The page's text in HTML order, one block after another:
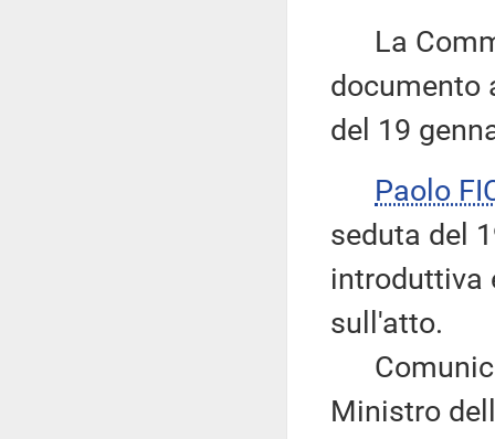
La
documento
del 19
Paolo
seduta del
introduttiva
sull'atto.
Ministro